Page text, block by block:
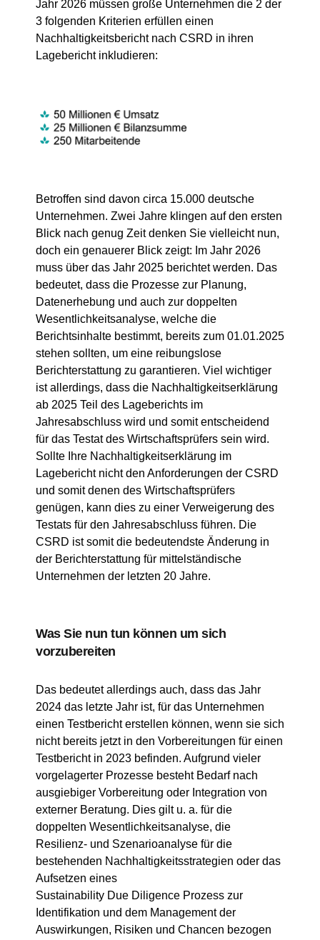
Jahr 2026 müssen große Unternehmen die 2 der
3 folgenden Kriterien erfüllen einen
Nachhaltigkeitsbericht nach CSRD in ihren
Lagebericht inkludieren:
Betroffen sind davon circa 15.000 deutsche
Unternehmen. Zwei Jahre klingen auf den ersten
Blick nach genug Zeit denken Sie vielleicht nun,
doch ein genauerer Blick zeigt: Im Jahr 2026
muss über das Jahr 2025 berichtet werden. Das
bedeutet, dass die Prozesse zur Planung,
Datenerhebung und auch zur doppelten
Wesentlichkeitsanalyse, welche die
Berichtsinhalte bestimmt, bereits zum 01.01.2025
stehen sollten, um eine reibungslose
Berichterstattung zu garantieren. Viel wichtiger
ist allerdings, dass die Nachhaltigkeitserklärung
ab 2025 Teil des Lageberichts im
Jahresabschluss wird und somit entscheidend
für das Testat des Wirtschaftsprüfers sein wird.
Sollte Ihre Nachhaltigkeitserklärung im
Lagebericht nicht den Anforderungen der CSRD
und somit denen des Wirtschaftsprüfers
genügen, kann dies zu einer Verweigerung des
Testats für den Jahresabschluss führen. Die
CSRD ist somit die bedeutendste Änderung in
der Berichterstattung für mittelständische
Unternehmen der letzten 20 Jahre.
Was Sie nun tun können um sich
vorzubereiten
Das bedeutet allerdings auch, dass das Jahr
2024 das letzte Jahr ist, für das Unternehmen
einen Testbericht erstellen können, wenn sie sich
nicht bereits jetzt in den Vorbereitungen für einen
Testbericht in 2023 befinden. Aufgrund vieler
vorgelagerter Prozesse besteht Bedarf nach
ausgiebiger Vorbereitung oder Integration von
externer Beratung. Dies gilt u. a. für die
doppelten Wesentlichkeitsanalyse, die
Resilienz- und Szenarioanalyse für die
bestehenden Nachhaltigkeitsstrategien oder das
Aufsetzen eines
Sustainability Due Diligence Prozess zur
Identifikation und dem Management der
Auswirkungen, Risiken und Chancen bezogen